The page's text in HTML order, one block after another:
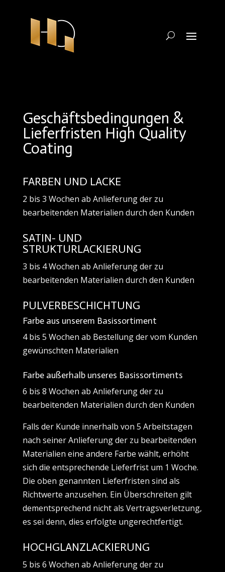
Geschäftsbedingungen &
Lieferfristen High Quality
Coating
FARBEN UND LACKE
2 bis 3 Wochen ab Anlieferung der zu
bearbeitenden Materialien durch den Kunden
SATIN- UND
STRUKTURLACKIERUNG
3 bis 4 Wochen ab Anlieferung der zu
bearbeitenden Materialien durch den Kunden
PULVERBESCHICHTUNG
Farbe aus unserem Basissortiment
4 bis 5 Wochen ab Bestellung der vom Kunden
gewünschten Materialien
Farbe außerhalb unseres Basissortiments
6 bis 8 Wochen ab Anlieferung der zu
bearbeitenden Materialien durch den Kunden
Falls der Kunde innerhalb von 5 Arbeitstagen
nach seiner Anlieferung der zu bearbeitenden
Materialien eine andere Farbe wählt, erhöht
sich die entsprechende Lieferfrist um 1 Woche.
Die oben genannten Lieferfristen sind als
Richtwerte anzusehen. Ein Überschreiten gilt
dementsprechend nicht als Vertragsverletzung,
es sei denn, dies erfolgte ungerechtfertigt.
HOCHGLANZLACKIERUNG
5 bis 6 Wochen ab Anlieferung der zu